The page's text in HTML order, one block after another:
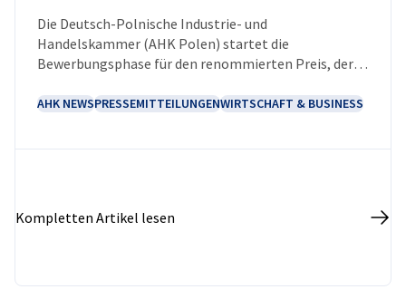
Die Deutsch-Polnische Industrie- und
Handelskammer (AHK Polen) startet die
Bewerbungsphase für den renommierten Preis, der
Wirtschaftsbeziehungen würdigt.
AHK NEWSPRESSEMITTEILUNGENWIRTSCHAFT & BUSINESS
Kompletten Artikel lesen